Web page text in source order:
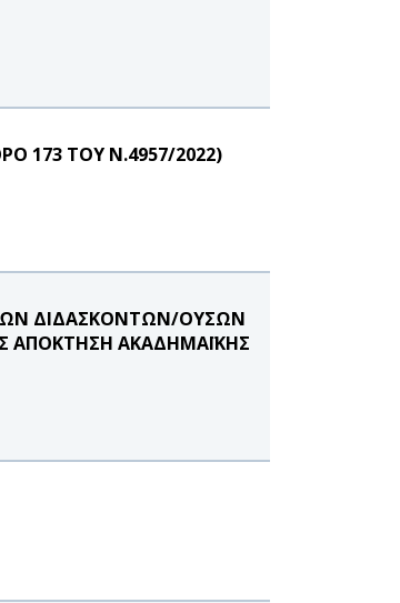
173 ΤΟΥ Ν.4957/2022)
ΔΙΔΑΣΚΟΝΤΩΝ/ΟΥΣΩΝ
ΑΠΟΚΤΗΣΗ ΑΚΑΔΗΜΑΪΚΗΣ